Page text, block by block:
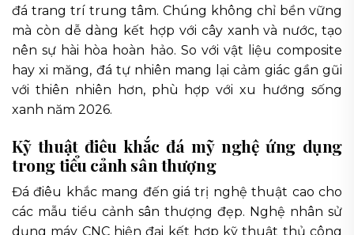
đá trang trí trung tâm. Chúng không chỉ bền vững
mà còn dễ dàng kết hợp với cây xanh và nước, tạo
nên sự hài hòa hoàn hảo. So với vật liệu composite
hay xi măng, đá tự nhiên mang lại cảm giác gần gũi
với thiên nhiên hơn, phù hợp với xu hướng sống
xanh năm 2026.
Kỹ thuật điêu khắc đá mỹ nghệ ứng dụng
trong tiểu cảnh sân thượng
Đá điêu khắc mang đến giá trị nghệ thuật cao cho
các mẫu tiểu cảnh sân thượng đẹp. Nghệ nhân sử
dụng máy CNC hiện đại kết hợp kỹ thuật thủ công